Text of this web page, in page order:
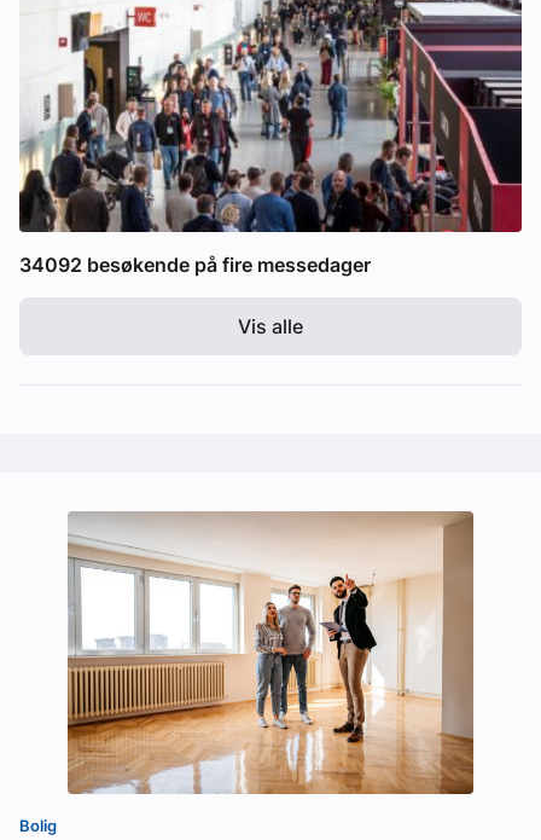
34092 besøkende på fire messedager
Vis alle
Bolig